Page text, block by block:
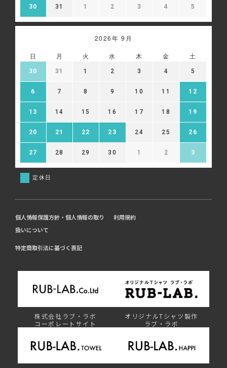
効化）ページにアクセスして、広告配信を停止することが
※ハッシュ化とは、元の値を復元できない形に変換する処
https://adssettings.google.com/authenticated
30 31 1 2 3 4 5
2026年 9月
日 月 火 水 木 金 土
30 31 1 2 3 4 5
6 7 8 9 10 11 12
13 14 15 16 17 18 19
20 21 22 23 24 25 26
27 28 29 30 1 2 3
定休日
個人情報保護方針・個人情報の取り
扱いについて
利用規約
特定商取引法に基づく表記
株式会社ラブ・ラボ
コーポレートサイト
オリジナルTシャツ製作
ラブ・ラボ